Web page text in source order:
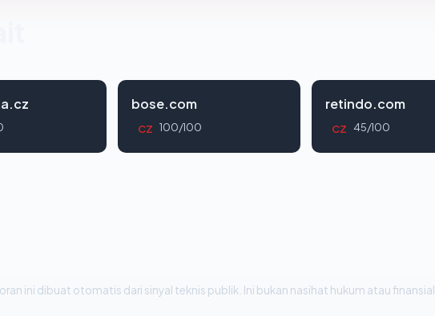
bose.com
CZ 100/100
retindo.com
CZ 45/100
ini dibuat otomatis dari sinyal teknis publik. Ini bukan nasihat hukum atau finansial.